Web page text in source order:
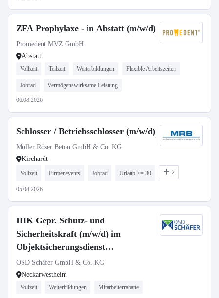
ZFA Prophylaxe - in Abstatt (m/w/d)
Promedent MVZ GmbH
Abstatt
Vollzeit Teilzeit Weiterbildungen Flexible Arbeitszeiten
Jobrad Vermögenswirksame Leistung
06.08.2026
Schlosser / Betriebsschlosser (m/w/d)
Müller Röser Beton GmbH & Co. KG
Kirchardt
Vollzeit Firmenevents Jobrad Urlaub >= 30 2
05.08.2026
IHK Gepr. Schutz- und
Sicherheitskraft (m/w/d) im
Objektsicherungsdienst
(kerntechnische Einrichtung)
OSD Schäfer GmbH & Co. KG
Neckarwestheim
Vollzeit Weiterbildungen Mitarbeiterrabatte